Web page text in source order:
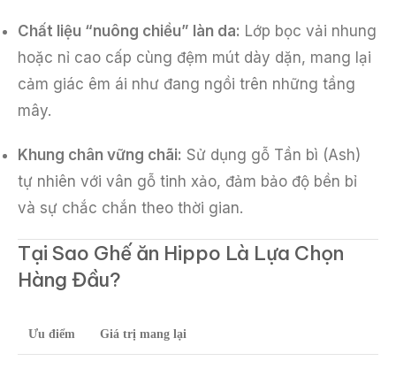
Chất liệu “nuông chiều” làn da: Lớp bọc vải nhung
hoặc nỉ cao cấp cùng đệm mút dày dặn, mang lại
cảm giác êm ái như đang ngồi trên những tầng
mây.
Khung chân vững chãi: Sử dụng gỗ Tần bì (Ash)
tự nhiên với vân gỗ tinh xảo, đảm bảo độ bền bỉ
và sự chắc chắn theo thời gian.
Tại Sao Ghế ăn Hippo Là Lựa Chọn
Hàng Đầu?
Ưu điểm Giá trị mang lại